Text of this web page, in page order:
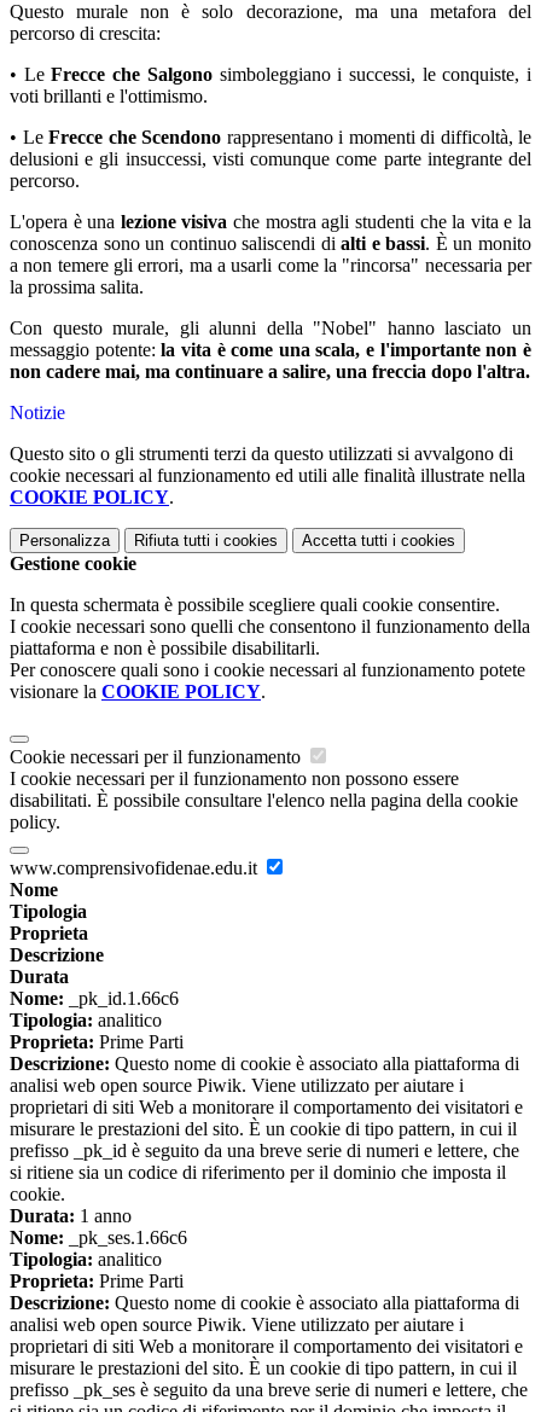
Questo murale non è solo decorazione, ma una metafora del
percorso di crescita:
• LeFrecce che Salgonosimboleggiano i successi, le conquiste, i
voti brillanti e l'ottimismo.
• Le Frecce che Scendono rappresentano i momenti di difficoltà, le
delusioni e gli insuccessi, visti comunque come parte integrante del
percorso.
L'opera è una lezione visiva che mostra agli studenti che la vita e la
conoscenza sono un continuo saliscendi dialti e bassi. È un monito
a non temere gli errori, ma a usarli come la "rincorsa" necessaria per
la prossima salita.
Con questo murale, gli alunni della "Nobel" hanno lasciato un
messaggio potente:la vita è come una scala, e l'importante non è
non cadere mai, ma continuare a salire, una freccia dopo l'altra.
Notizie
Questo sito o gli strumenti terzi da questo utilizzati si avvalgono di
cookie necessari al funzionamento ed utili alle finalità illustrate nella
COOKIE POLICY.
Personalizza Rifiuta tutti i cookies Accetta tutti i cookies
Gestione cookie
In questa schermata è possibile scegliere quali cookie consentire.
I cookie necessari sono quelli che consentono il funzionamento della
piattaforma e non è possibile disabilitarli.
Per conoscere quali sono i cookie necessari al funzionamento potete
visionare la COOKIE POLICY.
Cookie necessari per il funzionamento
I cookie necessari per il funzionamento non possono essere
disabilitati. È possibile consultare l'elenco nella pagina della cookie
policy.
www.comprensivofidenae.edu.it
Nome
Tipologia
Proprieta
Descrizione
Durata
Nome: _pk_id.1.66c6
Tipologia: analitico
Proprieta: Prime Parti
Descrizione: Questo nome di cookie è associato alla piattaforma di
analisi web open source Piwik. Viene utilizzato per aiutare i
proprietari di siti Web a monitorare il comportamento dei visitatori e
misurare le prestazioni del sito. È un cookie di tipo pattern, in cui il
prefisso _pk_id è seguito da una breve serie di numeri e lettere, che
si ritiene sia un codice di riferimento per il dominio che imposta il
cookie.
Durata: 1 anno
Nome: _pk_ses.1.66c6
Tipologia: analitico
Proprieta: Prime Parti
Descrizione: Questo nome di cookie è associato alla piattaforma di
analisi web open source Piwik. Viene utilizzato per aiutare i
proprietari di siti Web a monitorare il comportamento dei visitatori e
misurare le prestazioni del sito. È un cookie di tipo pattern, in cui il
prefisso _pk_ses è seguito da una breve serie di numeri e lettere, che